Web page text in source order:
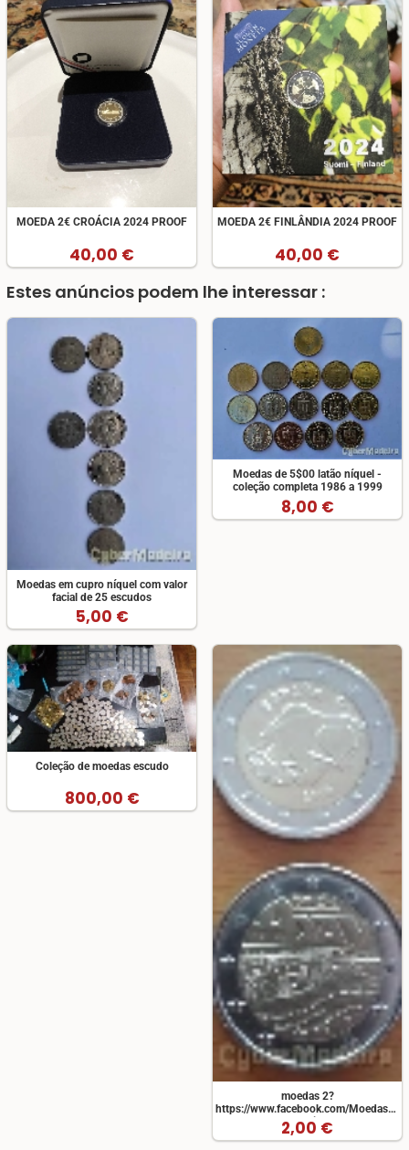
MOEDA 2€ CROÁCIA 2024 PROOF
40,00 €
MOEDA 2€ FINLÂNDIA 2024 PROOF
40,00 €
Estes anúncios podem lhe interessar :
Moedas em cupro níquel com valor
facial de 25 escudos
5,00 €
Moedas de 5$00 latão níquel -
coleção completa 1986 a 1999
8,00 €
Coleção de moedas escudo
800,00 €
moedas 2?
https://www.facebook.com/
ref=page_internal
2,00 €